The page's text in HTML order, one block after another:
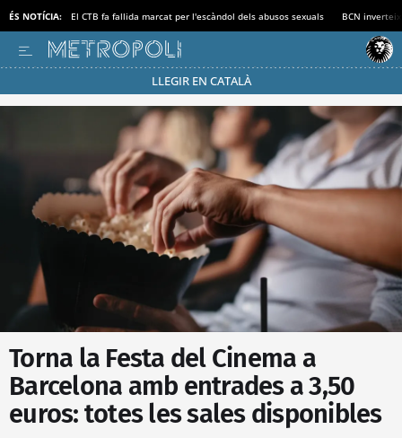
ÉS NOTÍCIA: El CTB fa fallida marcat per l'escàndol dels abusos sexuals BCN
LLEGIR EN CATALÀ
Passa’t al mode estalvi
Torna la Festa del Cinema a
Barcelona amb entrades a 3,50
euros: totes les sales disponibles